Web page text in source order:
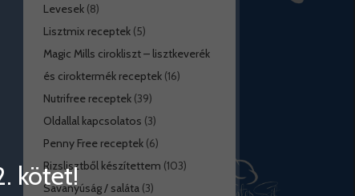
Levesek(8)
Lisztmix receptek(5)
Magic Mills cirokliszt – lisztkeverék
és ciroktermék receptek(16)
Nutrifree receptek(39)
Oldallal kapcsolatos (3)
Penny Free receptek(6)
Rizslisztből készítettem (103)
Savanyúság / saláta(3)
kötet!